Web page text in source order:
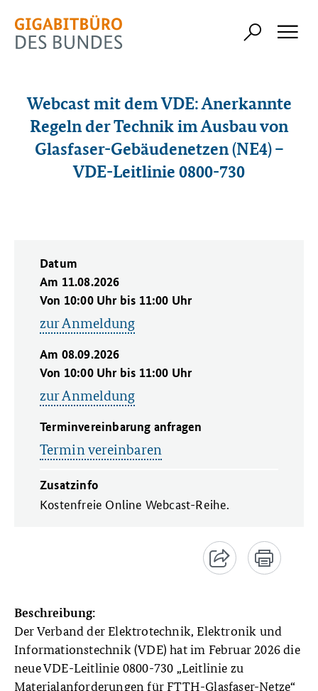
Webcast mit dem VDE: Anerkannte
Regeln der Technik im Ausbau von
Glasfaser-Gebäudenetzen (NE4) –
VDE-Leitlinie 0800-730
Datum
Am 11.08.2026
Von 10:00 Uhr bis 11:00 Uhr
zur Anmeldung
Am 08.09.2026
Von 10:00 Uhr bis 11:00 Uhr
zur Anmeldung
Terminvereinbarung anfragen
Termin vereinbaren
Zusatzinfo
Kostenfreie Online Webcast-Reihe.
Beschreibung:
Der Verband der Elektrotechnik, Elektronik und
Informationstechnik (VDE) hat im Februar 2026 die
neue VDE-Leitlinie 0800-730 „Leitlinie zu
Materialanforderungen für FTTH-Glasfaser-Netze“